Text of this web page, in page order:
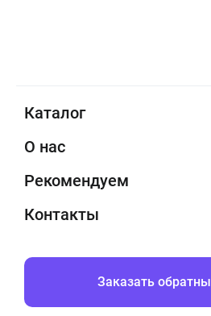
Каталог
О нас
Рекомендуем
Контакты
Заказать